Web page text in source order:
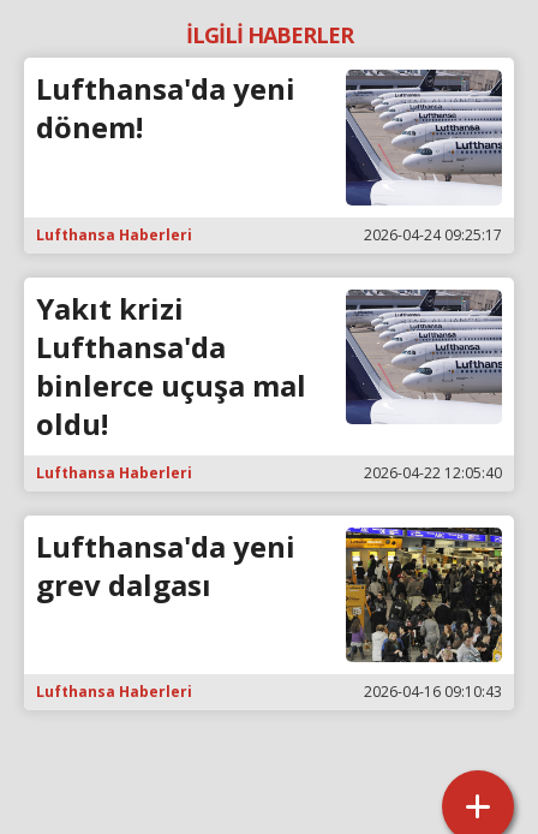
İLGİLİ HABERLER
Lufthansa'da yeni
dönem!
Lufthansa Haberleri 2026-04-24 09:25:17
Yakıt krizi
Lufthansa'da
binlerce uçuşa mal
oldu!
Lufthansa Haberleri 2026-04-22 12:05:40
Lufthansa'da yeni
grev dalgası
Lufthansa Haberleri 2026-04-16 09:10:43